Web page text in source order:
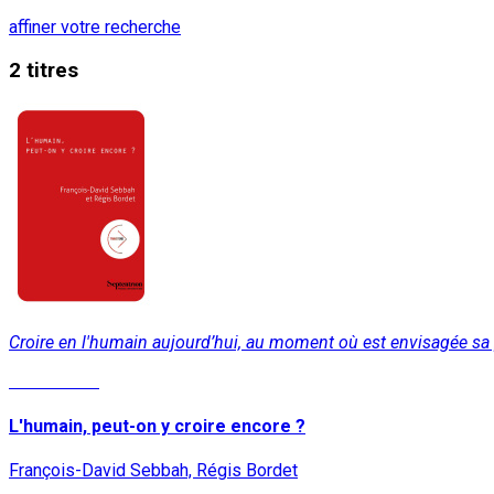
affiner votre recherche
2 titres
Croire en l'humain aujourd’hui, au moment où est envisagée
L'humain, peut-on y croire encore ?
François-David Sebbah, Régis Bordet